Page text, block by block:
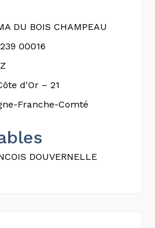
DU BOIS CHAMPEAU
00016
d'Or – 21
Franche-Comté
DOUVERNELLE